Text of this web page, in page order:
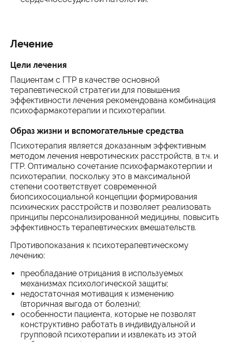
Лечение
Цели лечения
Пациентам с ГТР в качестве основной
терапевтической стратегии для повышения
эффективности лечения рекомендована комбинация
психофармакотерапии и психотерапии.
Образ жизни и вспомогательные средства
Психотерапия является доказанным эффективным
методом лечения невротических расстройств, в т.ч. и
ГТР. Оптимально сочетание психофармакотерпии и
психотерапии, поскольку это в максимальной
степени соответствует современной
биопсихосоциальной концепции формирования
психических расстройств и позволяет реализовать
принципы персонализированной медицины, повысить
эффективность терапевтических вмешательств.
Противопоказания к психотерапевтическому
лечению:
преобладание отрицания в используемых
механизмах психологической защиты;
недостаточная мотивация к изменению
(вторичная выгода от болезни);
особенности пациента, которые не позволят
конструктивно работать в индивидуальной и
групповой психотерапии и извлекать из этой